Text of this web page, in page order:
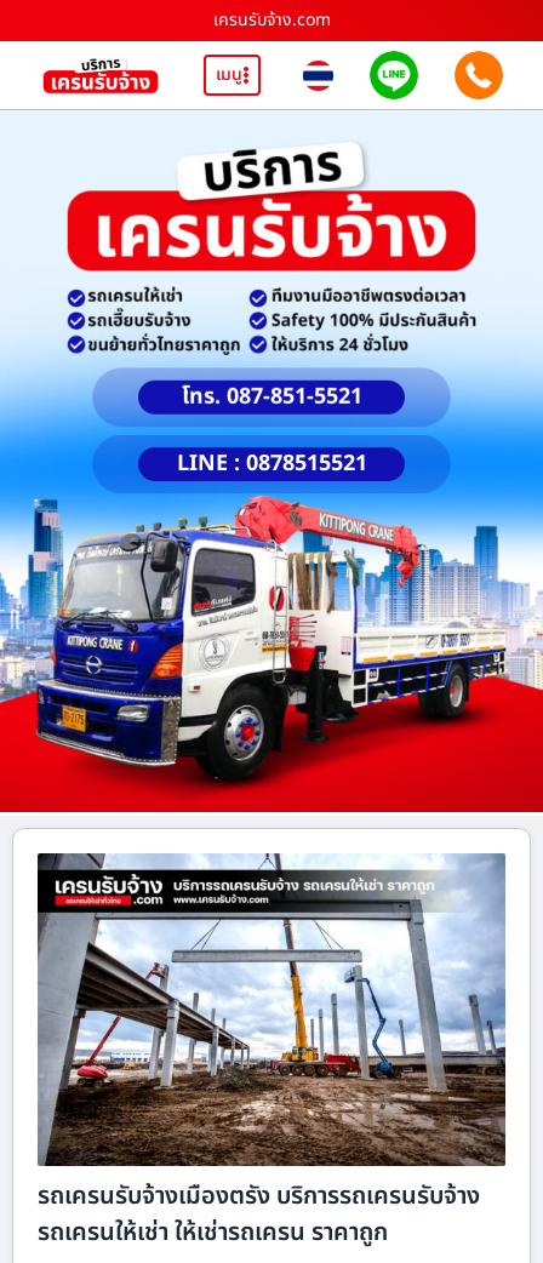
เครนรับจ้าง.com
เมนู
โทร. 087-851-5521
LINE : 0878515521
รถเครนรับจ้างเมืองตรัง บริการรถเครนรับจ้าง
รถเครนให้เช่า ให้เช่ารถเครน ราคาถูก